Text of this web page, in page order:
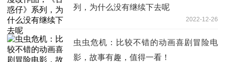
列，为什么没有继续下去呢
2022-12-26
虫虫危机：比较不错的动画喜剧冒险电
影，故事有趣，值得一看！